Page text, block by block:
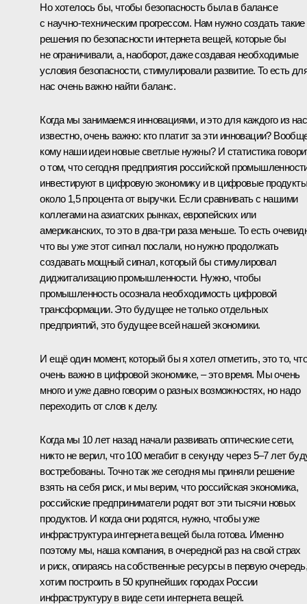
Но хотелось бы, чтобы безопасность была в балансе
с научно-техническим прогрессом. Нам нужно создать такие
решения по безопасности интернета вещей, которые бы
не ограничивали, а, наоборот, даже создавая необходимые
условия безопасности, стимулировали развитие. То есть
нас очень важно найти баланс.
Когда мы занимаемся инновациями, и это для каждого из нас
известно, очень важно: кто платит за эти инновации?
кому наши идеи новые светлые нужны? И статистика
о том, что сегодня предприятия российской
инвестируют в цифровую экономику и в цифровые продукты
около 1,5 процента от выручки. Если сравнивать с нашими
коллегами на азиатских рынках, европейских или
американских, то это в два-три раза меньше. То есть
что вы уже этот сигнал послали, но нужно продолжать
создавать мощный сигнал, который бы стимулировал
диджитализацию промышленности. Нужно, чтобы
промышленность осознала необходимость цифровой
трансформации. Это будущее не только отдельных
предприятий, это будущее всей нашей экономики.
И ещё один момент, который бы я хотел отметить, это то, что
очень важно в цифровой экономике, – это время. Мы очень
много и уже давно говорим о разных возможностях, но надо
переходить от слов к делу.
Когда мы 10 лет назад начали развивать оптические сети,
никто не верил, что 100 мегабит в секунду через 5–7 лет
востребованы. Точно так же сегодня мы приняли решение
взять на себя риск, и мы верим, что российская экономика,
российские предприниматели родят вот эти тысячи новых
продуктов. И когда они родятся, нужно, чтобы уже
инфраструктура интернета вещей была готова. Именно
поэтому мы, наша компания, в очередной раз на свой страх
и риск, опираясь на собственные ресурсы в первую
хотим построить в 50 крупнейших городах России
инфраструктуру в виде сети интернета вещей.